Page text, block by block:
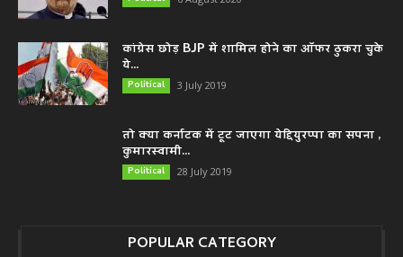
कांग्रेस छोड़ BJP में शामिल होने का ऑफर ठुकरा चुके
ये...
Political 3 July 2019
तो क्या कर्नाटक में टूट जाएगा येद्दियुरप्पा का सपना ,
कुमारस्वामी...
Political 28 July 2019
POPULAR CATEGORY